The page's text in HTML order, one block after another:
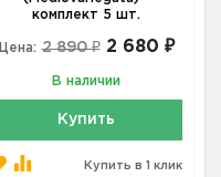
комплект 5 шт.
Цена: 2 890 ₽ 2 680 ₽
В наличии
Купить
Купить в 1 клик